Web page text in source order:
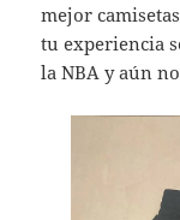
mejor
tu experiencia
la NBA y aún